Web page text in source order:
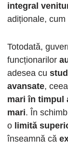
integral
adiționale,
Totodată,
funcționarilor
adesea cu
avansate,
mari în timpul
mari. În
o limită
înseamnă că